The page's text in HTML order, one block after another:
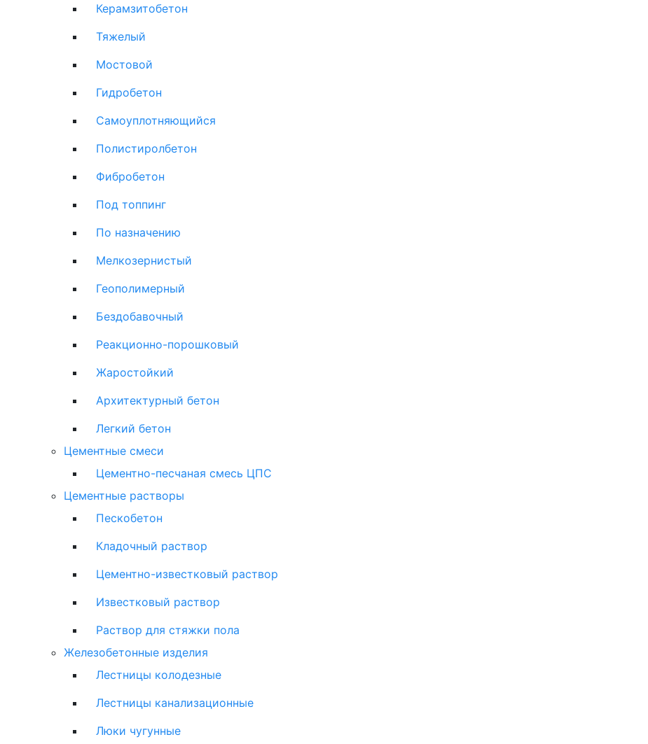
Керамзитобетон
Тяжелый
Мостовой
Гидробетон
Самоуплотняющийся
Полистиролбетон
Фибробетон
Под топпинг
По назначению
Мелкозернистый
Геополимерный
Бездобавочный
Реакционно-порошковый
Жаростойкий
Архитектурный бетон
Легкий бетон
Цементные смеси
Цементно-песчаная смесь ЦПС
Цементные растворы
Пескобетон
Кладочный раствор
Цементно-известковый раствор
Известковый раствор
Раствор для стяжки пола
Железобетонные изделия
Лестницы колодезные
Лестницы канализационные
Люки чугунные